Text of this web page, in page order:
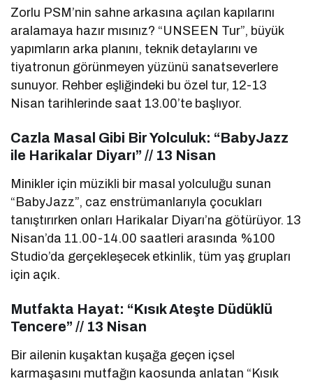
Zorlu PSM’nin sahne arkasına açılan kapılarını
aralamaya hazır mısınız? “UNSEEN Tur”, büyük
yapımların arka planını, teknik detaylarını ve
tiyatronun görünmeyen yüzünü sanatseverlere
sunuyor. Rehber eşliğindeki bu özel tur, 12-13
Nisan tarihlerinde saat 13.00’te başlıyor.
Cazla Masal Gibi Bir Yolculuk: “BabyJazz
ile Harikalar Diyarı” // 13 Nisan
Minikler için müzikli bir masal yolculuğu sunan
“BabyJazz”, caz enstrümanlarıyla çocukları
tanıştırırken onları Harikalar Diyarı’na götürüyor. 13
Nisan’da 11.00-14.00 saatleri arasında %100
Studio’da gerçekleşecek etkinlik, tüm yaş grupları
için açık.
Mutfakta Hayat: “Kısık Ateşte Düdüklü
Tencere” // 13 Nisan
Bir ailenin kuşaktan kuşağa geçen içsel
karmaşasını mutfağın kaosunda anlatan “Kısık